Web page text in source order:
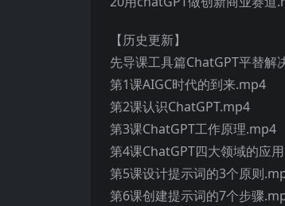
【历史更新】
先导课工具篇ChatGPT平替解
第1课AIGC时代的到来.mp4
第2课认识ChatGPT.mp4
第3课ChatGPT工作原理.mp4
第4课ChatGPT四大领域的应
第5课设计提示词的3个原则
第6课创建提示词的7个步骤